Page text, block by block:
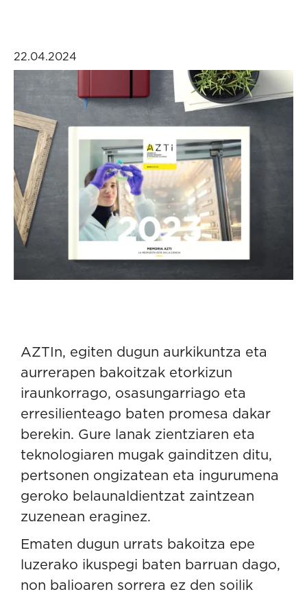
22.04.2024
AZTIn, egiten dugun aurkikuntza eta
aurrerapen bakoitzak etorkizun
iraunkorrago, osasungarriago eta
erresilienteago baten promesa dakar
berekin. Gure lanak zientziaren eta
teknologiaren mugak gainditzen ditu,
pertsonen ongizatean eta ingurumena
geroko belaunaldientzat zaintzean
zuzenean eraginez.
Ematen dugun urrats bakoitza epe
luzerako ikuspegi baten barruan dago,
non balioaren sorrera ez den soilik